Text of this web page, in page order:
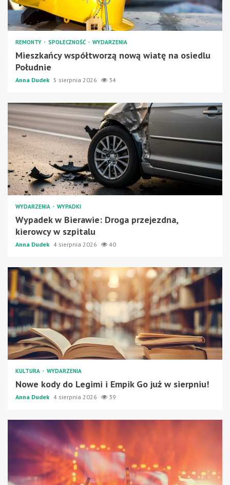
REMONTY SPOŁECZNOŚĆ WYDARZENIA
Mieszkańcy współtworzą nową wiatę na osiedlu
Południe
Anna Dudek 5 sierpnia 2026 34
WYDARZENIA WYPADKI
Wypadek w Bierawie: Droga przejezdna,
kierowcy w szpitalu
Anna Dudek 4 sierpnia 2026 40
KULTURA WYDARZENIA
Nowe kody do Legimi i Empik Go już w sierpniu!
Anna Dudek 4 sierpnia 2026 39